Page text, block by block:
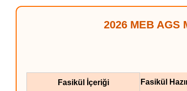
2026 MEB AGS
Fasikül İçeriği Fasikül